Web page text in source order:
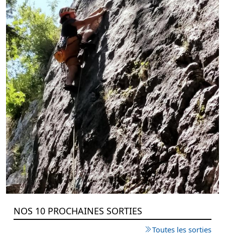
NOS 10 PROCHAINES SORTIES
Toutes les sorties